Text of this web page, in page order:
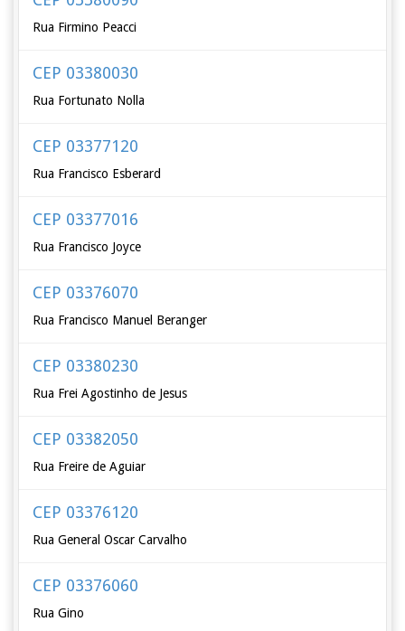
Rua Firmino Peacci
CEP 03380030
Rua Fortunato Nolla
CEP 03377120
Rua Francisco Esberard
CEP 03377016
Rua Francisco Joyce
CEP 03376070
Rua Francisco Manuel Beranger
CEP 03380230
Rua Frei Agostinho de Jesus
CEP 03382050
Rua Freire de Aguiar
CEP 03376120
Rua General Oscar Carvalho
CEP 03376060
Rua Gino